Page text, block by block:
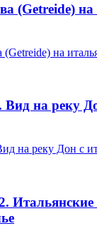
(Getreide)
Вид на реку